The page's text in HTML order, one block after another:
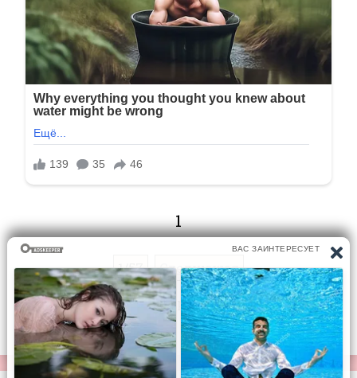
1
1/57 Следующая
Перейти на страницу: